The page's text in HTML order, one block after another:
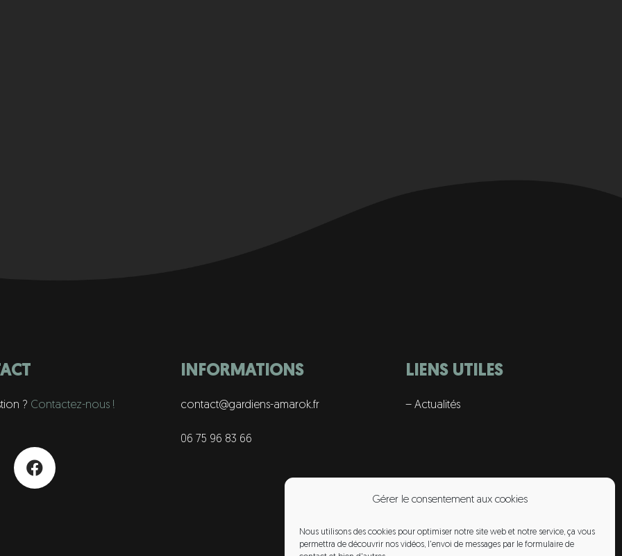
Gérer le consentement aux cookies
Nous utilisons des cookies pour optimiser notre site web et notre service, ça vous
permettra de découvrir nos vidéos, l'envoi de messages par le formulaire de
? Contactez-nous !
INFORMATIONS
contact@gardiens-amarok.fr
06 75 96 83 66
LIENS UTILES
– Actualités